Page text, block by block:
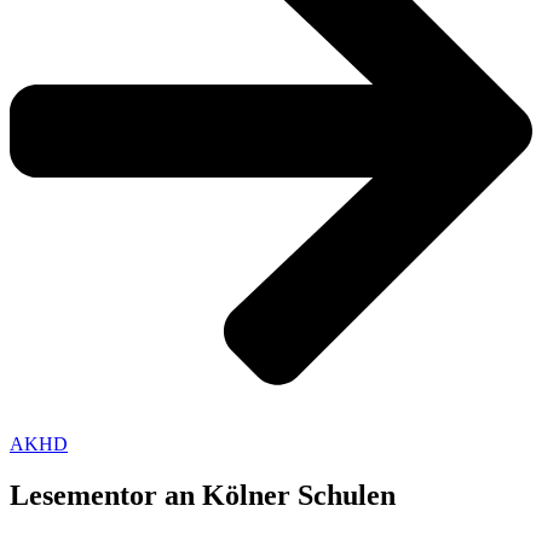
AKHD
Lesementor an Kölner Schulen